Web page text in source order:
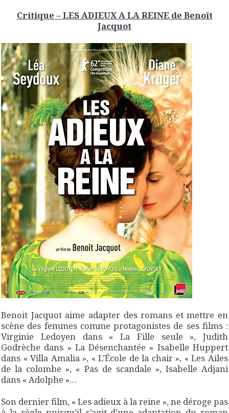
Critique – LES ADIEUX A LA REINE de Benoît
Jacquot
Benoit Jacquot aime adapter des romans et mettre en
scène des femmes comme protagonistes de ses films :
Virginie Ledoyen dans « La Fille seule », Judith
Godrèche dans » La Désenchantée » Isabelle Huppert
dans « Villa Amalia », « L’École de la chair », « Les Ailes
de la colombe », « Pas de scandale », Isabelle Adjani
dans « Adolphe »…
Son dernier film, « Les adieux à la reine », ne déroge pas